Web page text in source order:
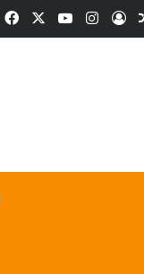
FacebookYouTube